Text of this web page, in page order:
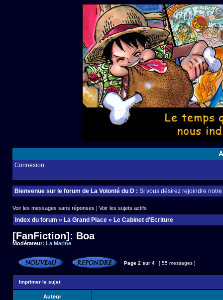
Connexion
Bienvenue sur le forum de La Volonté du D : Si vous désirez rejoindre
Voir les messages sans réponses | Voir les sujets actifs
Index du forum » La Grand Place » Le Cabinet d'Ecriture
[FanFiction]: Boa
Modérateur: La Marine
Page 2 sur 4 [ 55 messages ]
Imprimer le sujet
Auteur